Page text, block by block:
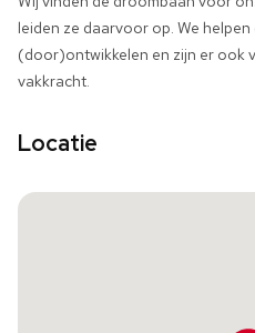
leiden ze daarvoor op. We
(door)ontwikkelen en zijn er ook
vakkracht.
Locatie